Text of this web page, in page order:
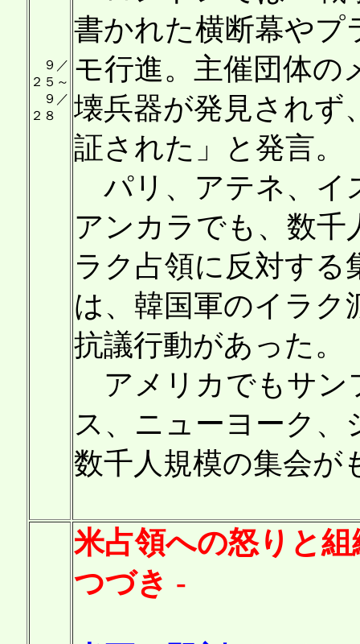
９／
２５～
９／
２８
書かれた横断幕やプ
モ行進。主催団体の
壊兵器が発見されず
証された」と発言。
パリ、アテネ、イ
アンカラでも、数千
ラク占領に反対す
は、韓国軍のイラク
抗議行動があった。
アメリカでもサン
ス、ニューヨーク
数千人規模の集会が
米占領への怒りと
つづき -